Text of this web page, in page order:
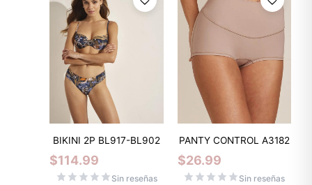
BIKINI 2P BL917-BL902
$114.99
Sin reseñas
PANTY CONTROL A3182
$26.99
Sin reseñas